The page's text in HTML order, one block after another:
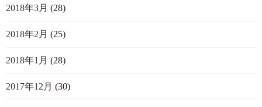
2018年3月 (28)
2018年2月 (25)
2018年1月 (28)
2017年12月 (30)